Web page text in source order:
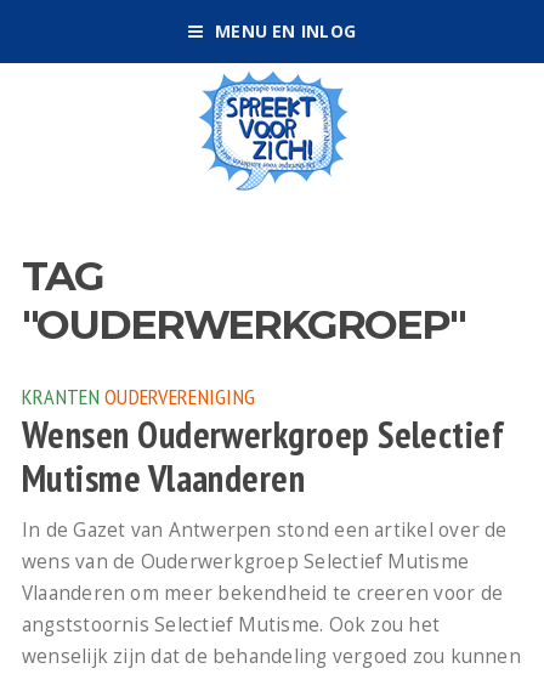
MENU EN INLOG
TAG
"OUDERWERKGROEP"
KRANTEN OUDERVERENIGING
Wensen Ouderwerkgroep Selectief
Mutisme Vlaanderen
In de Gazet van Antwerpen stond een artikel over de
wens van de Ouderwerkgroep Selectief Mutisme
Vlaanderen om meer bekendheid te creeren voor de
angststoornis Selectief Mutisme. Ook zou het
wenselijk zijn dat de behandeling vergoed zou kunnen